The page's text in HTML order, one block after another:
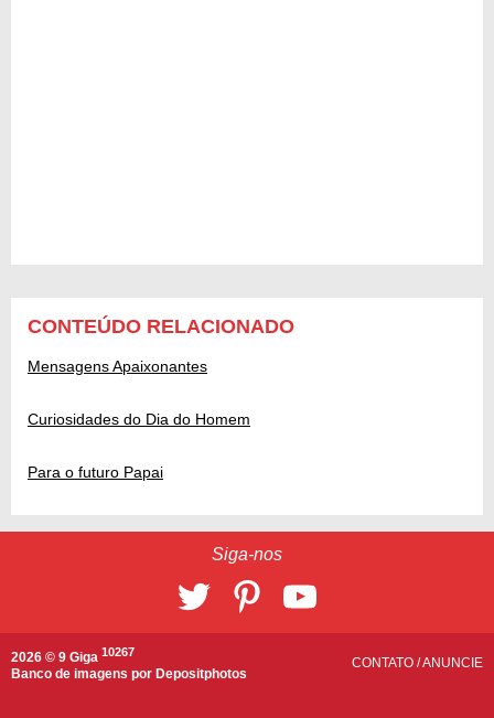
CONTEÚDO RELACIONADO
Mensagens Apaixonantes
Curiosidades do Dia do Homem
Para o futuro Papai
Siga-nos
2026 © 9 Giga 10267
Banco de imagens por Depositphotos
CONTATO /ANUNCIE